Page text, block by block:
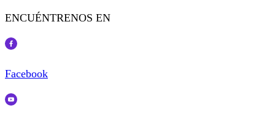
ENCUÉNTRENOS EN
Facebook